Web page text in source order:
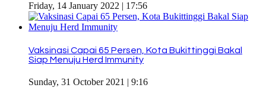
Friday, 14 January 2022 | 17:56
Vaksinasi Capai 65 Persen, Kota Bukittinggi Bakal
Siap Menuju Herd Immunity
Sunday, 31 October 2021 | 9:16